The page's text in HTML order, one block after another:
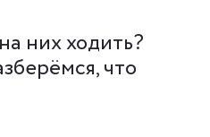
них ходить?
что